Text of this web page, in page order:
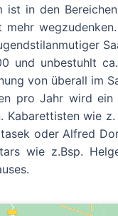
ist in den
und unbestuhlt
von überall im
pro Jahr wird ein
Kabarettisten wie
oder Alfred
wie z.Bsp.